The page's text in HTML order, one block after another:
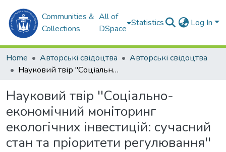
Communities &
Collections
All of
DSpace
Statistics Log In
Home Авторські свідоцтва
Авторські свідоцтва
Науковий твір ''Соціально-економічний моніторинг екологічних інвестицій: сучасний стан та пріоритети регулювання''
Науковий твір ''Соціально-
економічний моніторинг
екологічних інвестицій: сучасний
стан та пріоритети регулювання''